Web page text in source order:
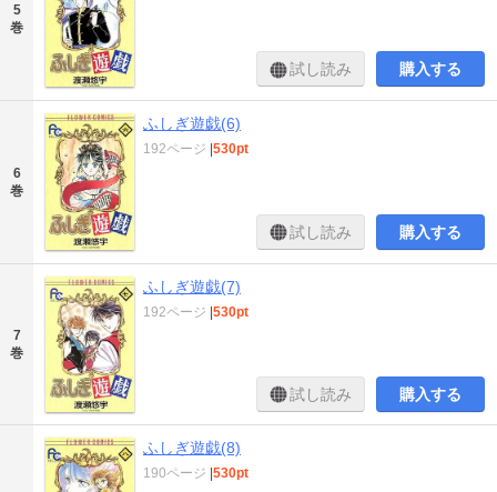
5
巻
試し読み 購入する
6
巻
ふしぎ遊戯(6)
192ページ |530pt
試し読み 購入する
7
巻
ふしぎ遊戯(7)
192ページ |530pt
試し読み 購入する
ふしぎ遊戯(8)
190ページ |530pt